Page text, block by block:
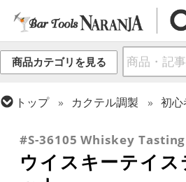
商品カテゴリを見る
トップ カクテル調製
初心
ウイスキー
#S-36105 Whiskey
ウイスキーテイ